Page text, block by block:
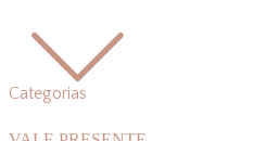
Categorias